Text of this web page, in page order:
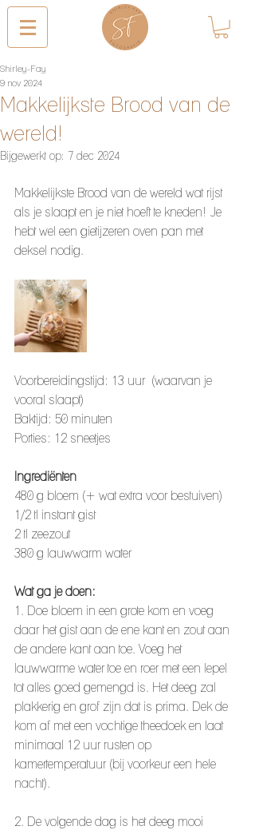
Makkelijkste Brood van de
wereld!
Shirley-Fay
9 nov 2024
Bijgewerkt op: 7 dec 2024
Makkelijkste Brood van de wereld wat rijst
als je slaapt en je niet hoeft te kneden! Je
hebt wel een gietijzeren oven pan met
deksel nodig.
Voorbereidingstijd: 13 uur  (waarvan je
vooral slaapt)
Baktijd: 50 minuten
Porties: 12 sneetjes
Ingrediënten
480 g bloem (+ wat extra voor bestuiven)
1/2 tl instant gist
2 tl zeezout
380 g lauwwarm water
Wat ga je doen:
1. Doe bloem in een grote kom en voeg
daar het gist aan de ene kant en zout aan
de andere kant aan toe. Voeg het
lauwwarme water toe en roer met een lepel
tot alles goed gemengd is. Het deeg zal
plakkerig en grof zijn dat is prima. Dek de
kom af met een vochtige theedoek en laat
minimaal 12 uur rusten op
kamertemperatuur (bij voorkeur een hele
nacht).
2. De volgende dag is het deeg mooi